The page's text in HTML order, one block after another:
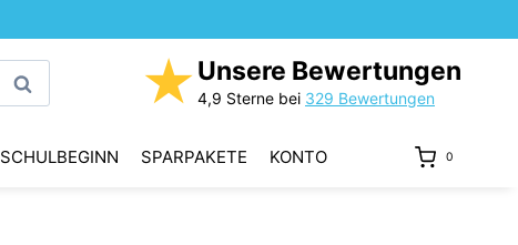
Suchen ★ Unsere Bewertungen
4,9 Sterne bei 329 Bewertungen
SCHULBEGINN SPARPAKETE KONTO 0